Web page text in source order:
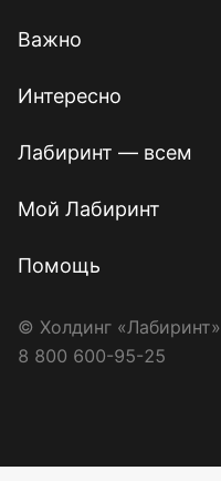
Важно
Интересно
Лабиринт — всем
Мой Лабиринт
Помощь
© Холдинг «Лабиринт»
8 800 600-95-25